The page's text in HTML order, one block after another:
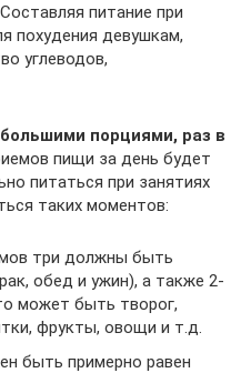
питание при
похудения девушкам,
углеводов,
порциями, раз в
пищи за день будет
питаться при занятиях
таких моментов:
три должны быть
обед и ужин), а также 2-
может быть творог,
фрукты, овощи и т.д.
быть примерно равен